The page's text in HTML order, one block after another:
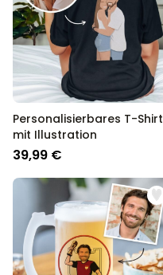
Personalisierbares T-Shirt
mit Illustration
39,99 €